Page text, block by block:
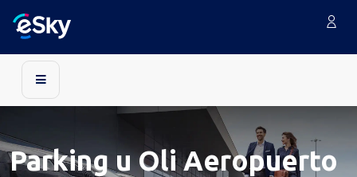
Parking u Oli Aeropuerto